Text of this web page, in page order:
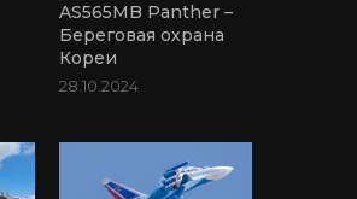
AS565MB Panther –
Береговая охрана
Кореи
28.10.2024